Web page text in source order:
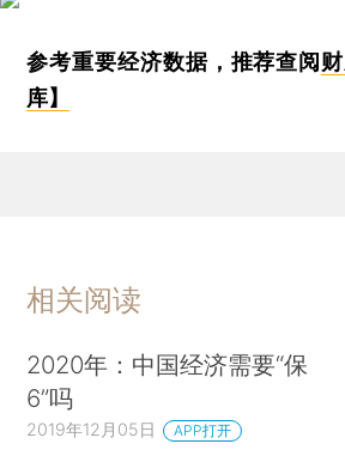
参考重要经济数据，推荐查阅
库】
相关阅读
2020年：中国经济需要“保
6”吗
2019年12月05日 APP打开